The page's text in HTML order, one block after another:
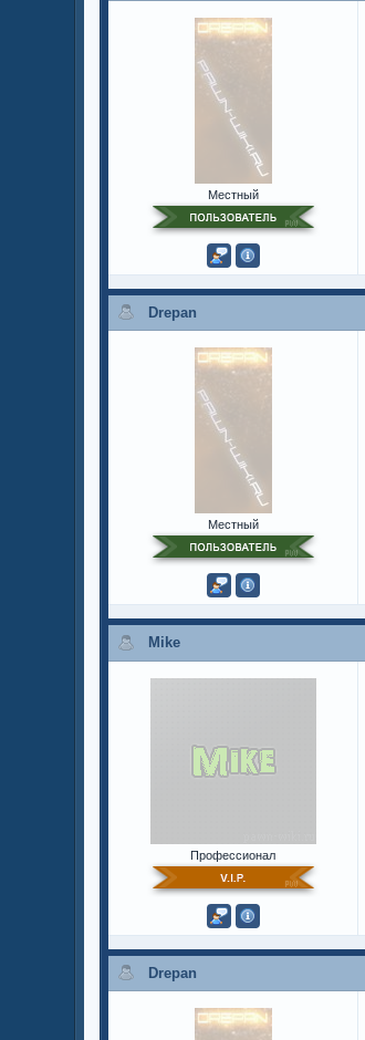
Местный
Drepan
Местный
Mike
Профессионал
Drepan